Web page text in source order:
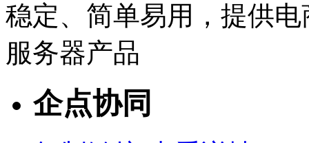
稳定、简单易用，提供
服务器产品
企点协同